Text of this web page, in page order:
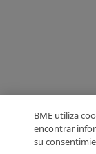
BME utiliza
encontrar
su